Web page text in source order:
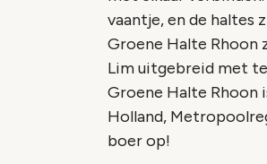
vaantje, en de haltes
Groene Halte Rhoon
Lim uitgebreid met
Groene Halte Rhoon
Holland,
boer op!